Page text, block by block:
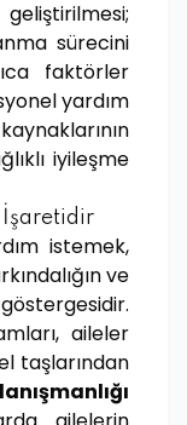
sürecini
faktörler
yardım
iyileşme
İşaretidir
istemek,
ve
aileler
taşlarından